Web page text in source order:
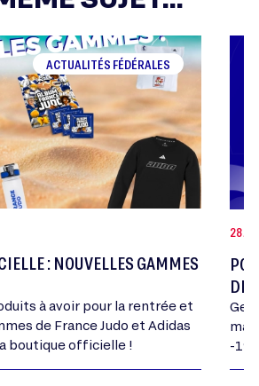
ACTUALITÉS FÉDÉRALES
: NOUVELLES GAMMES
à avoir pour la rentrée et
de France Judo et Adidas
boutique officielle !
28
DE
-